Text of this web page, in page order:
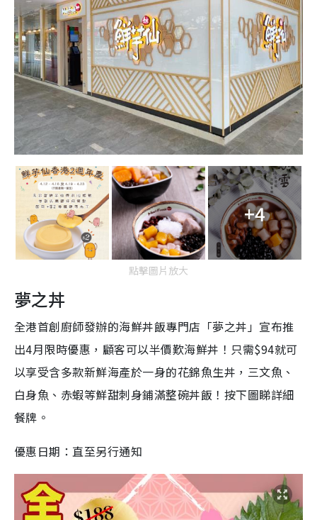
+4
點擊圖片放大
夢之丼
全港首創廚師發辦的海鮮丼飯專門店「夢之丼」宣布推
出4月限時優惠，顧客可以半價歎海鮮丼！只需$94就可
以享受含多款新鮮海產於一身的花錦魚生丼，三文魚、
白身魚、赤蝦等鮮甜刺身鋪滿整碗丼飯！按下圖睇詳細
餐牌。
優惠日期：直至另行通知